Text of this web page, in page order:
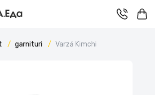
garnituri Varză Kimchi